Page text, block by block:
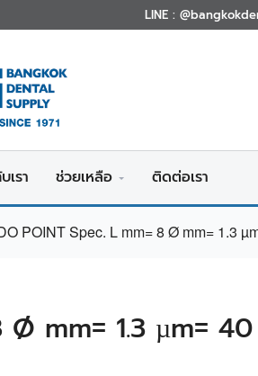
LINE :
เรา ช่วยเหลือ ติดต่อเรา
POINT Spec. L mm= 8 Ø mm= 1.3
Ø mm= 1.3 µm= 40